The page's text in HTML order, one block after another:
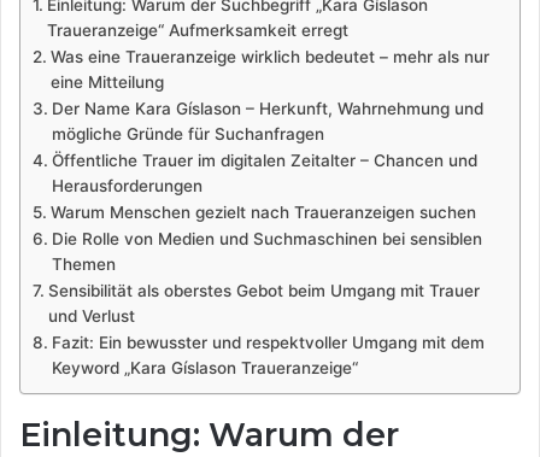
Einleitung: Warum der Suchbegriff „Kara Gíslason
Traueranzeige“ Aufmerksamkeit erregt
Was eine Traueranzeige wirklich bedeutet – mehr als nur
eine Mitteilung
Der Name Kara Gíslason – Herkunft, Wahrnehmung und
mögliche Gründe für Suchanfragen
Öffentliche Trauer im digitalen Zeitalter – Chancen und
Herausforderungen
Warum Menschen gezielt nach Traueranzeigen suchen
Die Rolle von Medien und Suchmaschinen bei sensiblen
Themen
Sensibilität als oberstes Gebot beim Umgang mit Trauer
und Verlust
Fazit: Ein bewusster und respektvoller Umgang mit dem
Keyword „Kara Gíslason Traueranzeige“
Einleitung: Warum der